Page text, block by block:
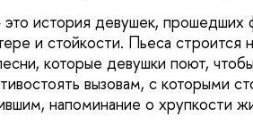
история девушек, прошедших
и стойкости. Пьеса строится
которые девушки поют,
вызовам, с которыми
напоминание о хрупкости